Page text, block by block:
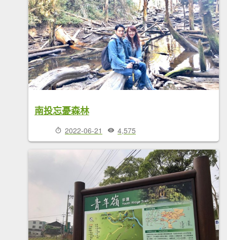
南投忘憂森林
2022-06-21 4,575